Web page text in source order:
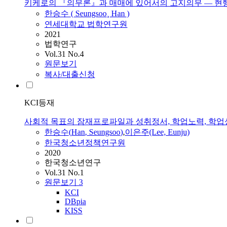
키케로의 『의무론』과 매매에 있어서의 고지의무 ―
한승수 ( Seungsoo¸ Han )
연세대학교 법학연구원
2021
법학연구
Vol.31 No.4
원문보기
복사/대출신청
KCI등재
사회적 목표의 잠재프로파일과 성취정서, 학업노력, 학업
한승수(Han, Seungsoo),이은주(Lee, Eunju)
한국청소년정책연구원
2020
한국청소년연구
Vol.31 No.1
원문보기 3
KCI
DBpia
KISS